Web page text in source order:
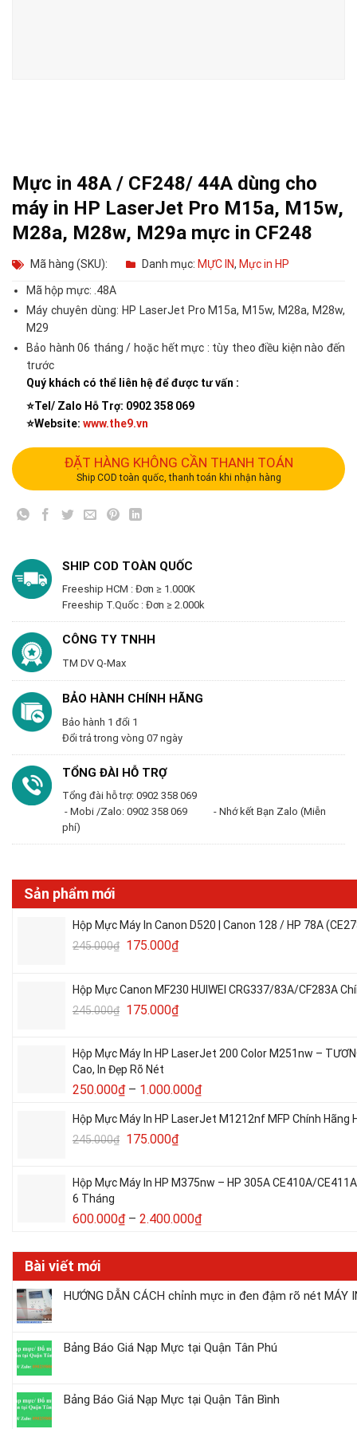
Mực in 48A / CF248/ 44A dùng cho
máy in HP LaserJet Pro M15a, M15w,
M28a, M28w, M29a mực in CF248
Mã hàng (SKU): Danh mục: MỰC IN, Mực in HP
Mã hộp mực: .48A
Máy chuyên dùng: HP LaserJet Pro M15a, M15w, M28a, M28w,
M29
Bảo hành 06 tháng / hoặc hết mực : tùy theo điều kiện nào đến
trước
Quý khách có thể liên hệ để được tư vấn :
⭐️Tel/ Zalo Hỗ Trợ: 0902 358 069
⭐️Website:www.the9.vn
ĐẶT HÀNG KHÔNG CẦN THANH TOÁN
Ship COD toàn quốc, thanh toán khi nhận hàng
SHIP COD TOÀN QUỐC
Freeship HCM : Đơn ≥ 1.000K
Freeship T.Quốc : Đơn ≥ 2.000k
CÔNG TY TNHH
TM DV Q-Max
BẢO HÀNH CHÍNH HÃNG
Bảo hành 1 đổi 1
Đổi trả trong vòng 07 ngày
TỔNG ĐÀI HỖ TRỢ
Tổng đài hỗ trợ: 0902 358 069
- Mobi /Zalo: 0902 358 069 - Nhớ kết Bạn Zalo (Miễn
phí)
Sản phẩm mới
Hộp Mực Máy In Canon D520 | Canon 128 / HP 78A
245.000₫ 175.000₫
Hộp Mực Canon MF230 HUIWEI CRG337/83A/CF283A
245.000₫ 175.000₫
Hộp Mực Máy In HP LaserJet 200 Color M251nw –
Cao, In Đẹp Rõ Nét
250.000₫ – 1.000.000₫
Hộp Mực Máy In HP LaserJet M1212nf MFP Chính
245.000₫ 175.000₫
Hộp Mực Máy In HP M375nw – HP 305A CE410A/
6 Tháng
600.000₫ – 2.400.000₫
Bài viết mới
HƯỚNG DẪN CÁCH chỉnh mực in đen đậm rõ nét MÁY
Bảng Báo Giá Nạp Mực tại Quận Tân Phú
Bảng Báo Giá Nạp Mực tại Quận Tân Bình